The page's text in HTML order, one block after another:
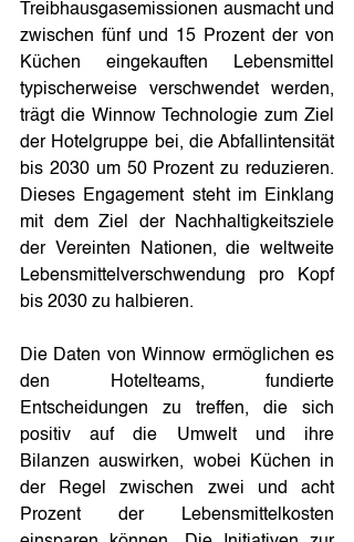
Treibhausgasemissionen ausmacht und
zwischen fünf und 15 Prozent der von
Küchen eingekauften Lebensmittel
typischerweise verschwendet werden,
trägt die Winnow Technologie zum Ziel
der Hotelgruppe bei, die Abfallintensität
bis 2030 um 50 Prozent zu reduzieren.
Dieses Engagement steht im Einklang
mit dem Ziel der Nachhaltigkeitsziele
der Vereinten Nationen, die weltweite
Lebensmittelverschwendung pro Kopf
bis 2030 zu halbieren.
Die Daten von Winnow ermöglichen es
den Hotelteams, fundierte
Entscheidungen zu treffen, die sich
positiv auf die Umwelt und ihre
Bilanzen auswirken, wobei Küchen in
der Regel zwischen zwei und acht
Prozent der Lebensmittelkosten